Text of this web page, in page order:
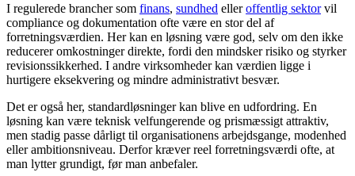
I regulerede brancher som finans, sundhed elleroffentlig sektorvil
compliance og dokumentation ofte være en stor del af
forretningsværdien. Her kan en løsning være god, selv om den ikke
reducerer omkostninger direkte, fordi den mindsker risiko og styrker
revisionssikkerhed. I andre virksomheder kan værdien ligge i
hurtigere eksekvering og mindre administrativt besvær.
Det er også her, standardløsninger kan blive en udfordring. En
løsning kan være teknisk velfungerende og prismæssigt attraktiv,
men stadig passe dårligt til organisationens arbejdsgange, modenhed
eller ambitionsniveau. Derfor kræver reel forretningsværdi ofte, at
man lytter grundigt, før man anbefaler.